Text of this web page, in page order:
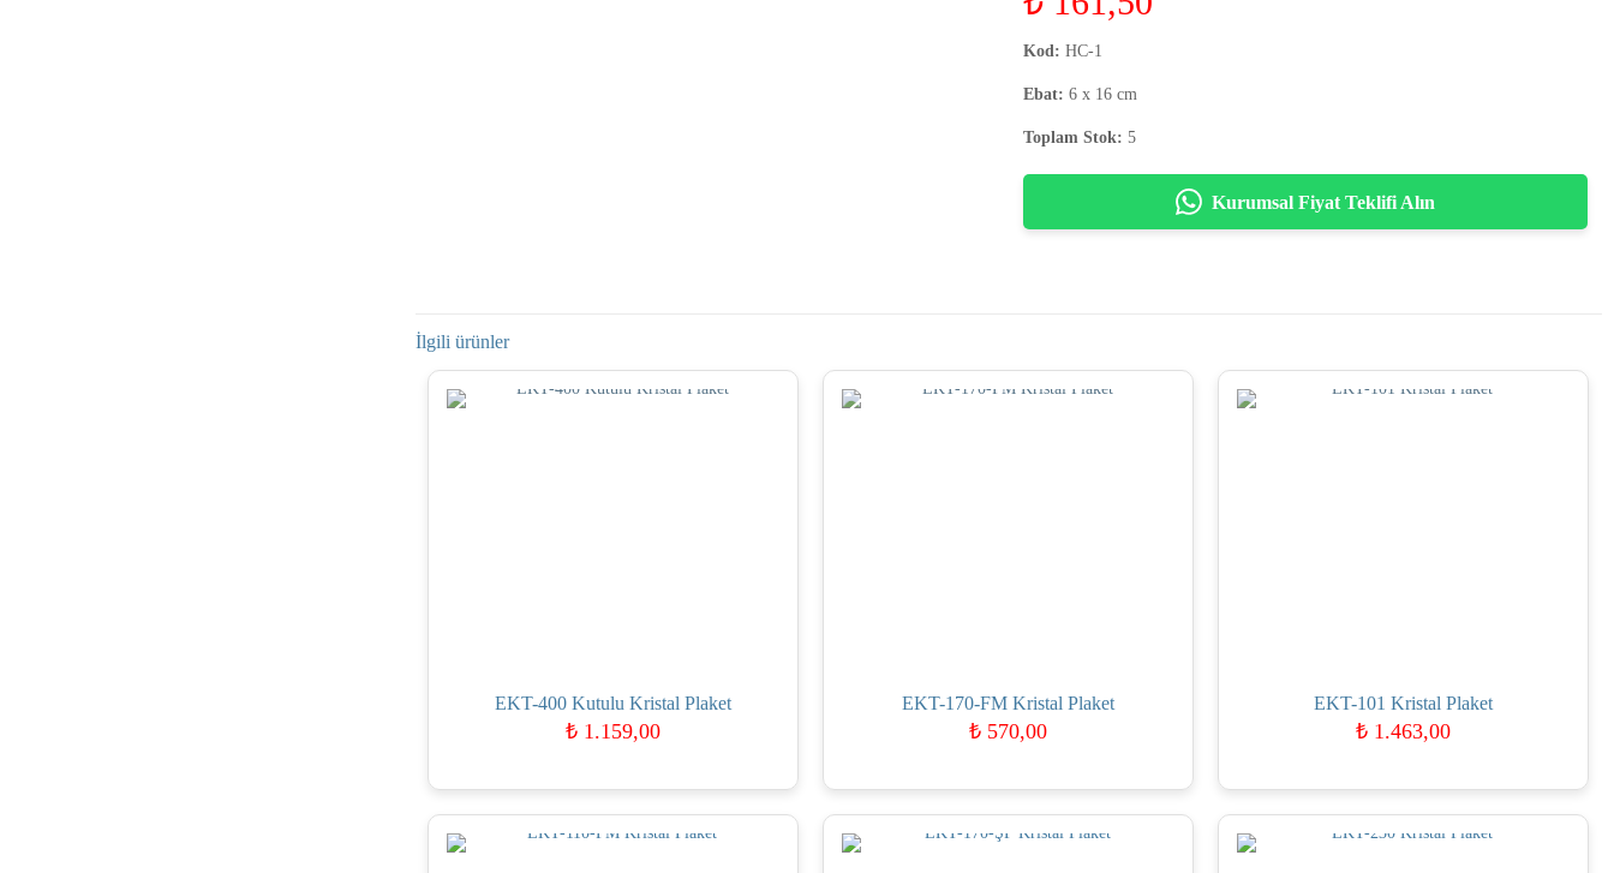
Kod: HC-1
Ebat: 6 x 16 cm
Toplam Stok: 5
Kurumsal Fiyat Teklifi Alın
İlgili ürünler
EKT-400 Kutulu Kristal Plaket
₺1.159,00
EKT-170-FM Kristal Plaket
₺570,00
EKT-101 Kristal Plaket
₺1.463,00